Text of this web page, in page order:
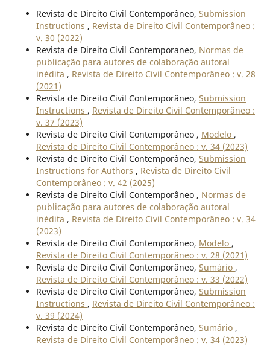
Revista de Direito Civil Contemporâneo, Submission
Instructions , Revista de Direito Civil Contemporâneo :
v. 30 (2022)
Revista de Direito Civil Contemporaneo, Normas de
publicação para autores de colaboração autoral
inédita , Revista de Direito Civil Contemporâneo : v. 28
(2021)
Revista de Direito Civil Contemporâneo, Submission
Instructions , Revista de Direito Civil Contemporâneo :
v. 37 (2023)
Revista de Direito Civil Contemporâneo , Modelo ,
Revista de Direito Civil Contemporâneo : v. 34 (2023)
Revista de Direito Civil Contemporâneo, Submission
Instructions for Authors , Revista de Direito Civil
Contemporâneo : v. 42 (2025)
Revista de Direito Civil Contemporâneo , Normas de
publicação para autores de colaboração autoral
inédita , Revista de Direito Civil Contemporâneo : v. 34
(2023)
Revista de Direito Civil Contemporâneo, Modelo ,
Revista de Direito Civil Contemporâneo : v. 28 (2021)
Revista de Direito Civil Contemporâneo, Sumário ,
Revista de Direito Civil Contemporâneo : v. 33 (2022)
Revista de Direito Civil Contemporâneo, Submission
Instructions , Revista de Direito Civil Contemporâneo :
v. 39 (2024)
Revista de Direito Civil Contemporâneo, Sumário ,
Revista de Direito Civil Contemporâneo : v. 34 (2023)